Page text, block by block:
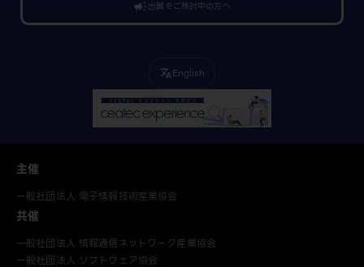
campaign出展をご検討中の方へ
translateEnglish
主催
一般社団法人 電子情報技術産業協会
共催
一般社団法人 情報通信ネットワーク産業協会
一般社団法人 ソフトウェア協会